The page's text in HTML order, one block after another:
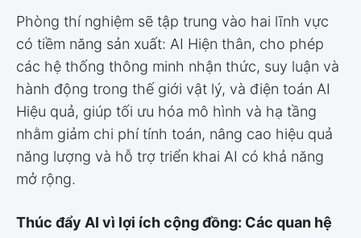
Phòng thí nghiệm sẽ tập trung vào hai lĩnh vực
có tiềm năng sản xuất: AI Hiện thân, cho phép
các hệ thống thông minh nhận thức, suy luận và
hành động trong thế giới vật lý, và điện toán AI
Hiệu quả, giúp tối ưu hóa mô hình và hạ tầng
nhằm giảm chi phí tính toán, nâng cao hiệu quả
năng lượng và hỗ trợ triển khai AI có khả năng
mở rộng.
Thúc đẩy AI vì lợi ích cộng đồng: Các quan hệ